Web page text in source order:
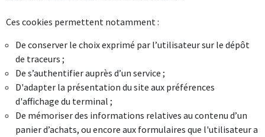
Ces cookies permettent notamment :
De conserver le choix exprimé par l’utilisateur sur le dépôt
de traceurs ;
De s’authentifier auprès d’un service ;
D'adapter la présentation du site aux préférences
d'affichage du terminal ;
De mémoriser des informations relatives au contenu d’un
panier d’achats, ou encore aux formulaires que l'utilisateur a